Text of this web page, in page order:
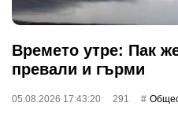
Времето утре: Пак
превали и гърми
05.08.2026 17:43:20 291